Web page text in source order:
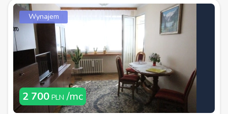
Wynajem
2 700 PLN /mc